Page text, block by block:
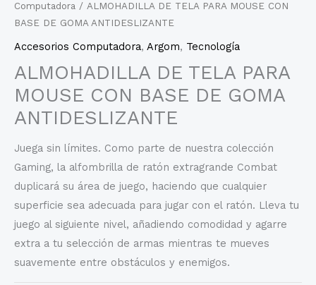
Computadora / ALMOHADILLA DE TELA PARA MOUSE CON
BASE DE GOMA ANTIDESLIZANTE
Accesorios Computadora, Argom, Tecnología
ALMOHADILLA DE TELA PARA
MOUSE CON BASE DE GOMA
ANTIDESLIZANTE
Juega sin límites. Como parte de nuestra colección
Gaming, la alfombrilla de ratón extragrande Combat
duplicará su área de juego, haciendo que cualquier
superficie sea adecuada para jugar con el ratón. Lleva tu
juego al siguiente nivel, añadiendo comodidad y agarre
extra a tu selección de armas mientras te mueves
suavemente entre obstáculos y enemigos.